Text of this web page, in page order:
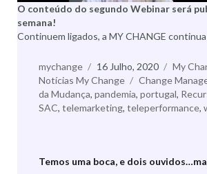
O conteúdo do segundo Webinar será
semana!
Continuem ligados, a MY CHANGE
Autor
mychange
Publicado
a
16 Julho, 2020 My
Notícias My Change
Etiquetas
Change
da Mudança, pandemia, portugal,
SAC, telemarketing, teleperformance,
Temos uma boca, e dois